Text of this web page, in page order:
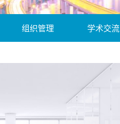
组织管理 学术交流